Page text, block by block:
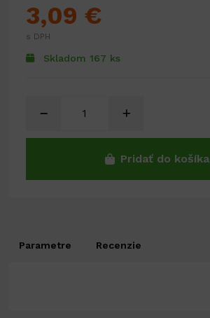
Skladom 167 ks
3,09 €
s DPH
Pridať do košíka
Parametre Recenzie